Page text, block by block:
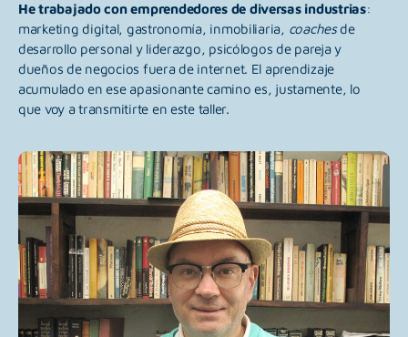
He trabajado con emprendedores de diversas industrias:
marketing digital, gastronomía, inmobiliaria, coachesde
desarrollo personal y liderazgo, psicólogos de pareja y
dueños de negocios fuera de internet. El aprendizaje
acumulado en ese apasionante camino es, justamente, lo
que voy a transmitirte en este taller.